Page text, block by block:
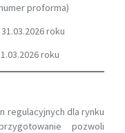
proforma)
roku
roku
regulacyjnych dla rynku
pozwoli